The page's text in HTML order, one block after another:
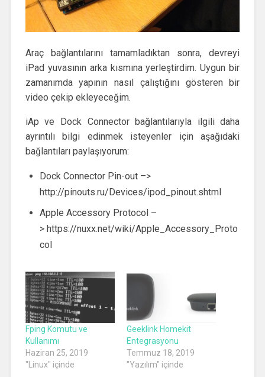
Araç bağlantılarını tamamladıktan sonra, devreyi
iPad yuvasının arka kısmına yerleştirdim. Uygun bir
zamanımda yapının nasıl çalıştığını gösteren bir
video çekip ekleyeceğim.
iAp ve Dock Connector bağlantılarıyla ilgili daha
ayrıntılı bilgi edinmek isteyenler için aşağıdaki
bağlantıları paylaşıyorum:
Dock Connector Pin-out –>
http://pinouts.ru/Devices/ipod_pinout.shtml
Apple Accessory Protocol –
> https://nuxx.net/wiki/Apple_Accessory_Proto
col
Fping Komutu ve
Kullanımı
Haziran 25, 2019
"Linux" içinde
Geeklink Homekit
Entegrasyonu
Temmuz 18, 2019
"Yazılım" içinde